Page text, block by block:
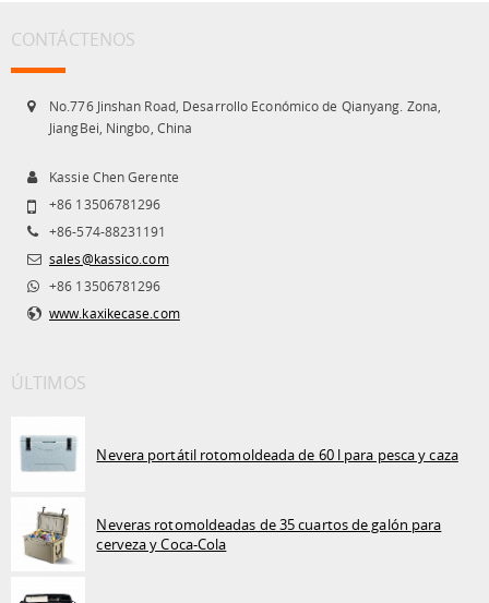
CONTÁCTENOS
No.776 Jinshan Road, Desarrollo Económico de Qianyang. Zona,
JiangBei, Ningbo, China
Kassie Chen Gerente
+86 13506781296
+86-574-88231191
sales@kassico.com
+86 13506781296
www.kaxikecase.com
ÚLTIMOS
Nevera portátil rotomoldeada de 60 l para pesca y caza
Neveras rotomoldeadas de 35 cuartos de galón para
cerveza y Coca-Cola